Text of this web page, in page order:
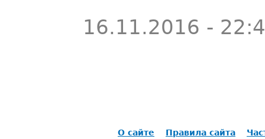
16.11.2016 -
О сайте Правила сайта